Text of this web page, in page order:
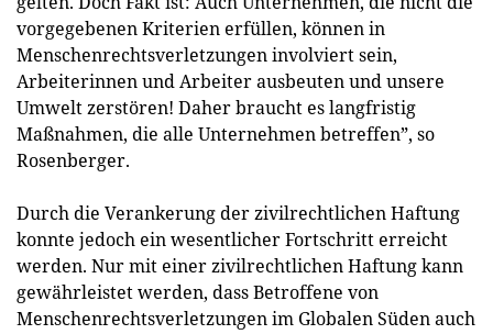
vorgegebenen Kriterien erfüllen, können in
Menschenrechtsverletzungen involviert sein,
Arbeiterinnen und Arbeiter ausbeuten und unsere
Umwelt zerstören! Daher braucht es langfristig
Maßnahmen, die alle Unternehmen betreffen”, so
Rosenberger.
Durch die Verankerung der zivilrechtlichen Haftung
konnte jedoch ein wesentlicher Fortschritt erreicht
werden. Nur mit einer zivilrechtlichen Haftung kann
gewährleistet werden, dass Betroffene von
Menschenrechtsverletzungen im Globalen Süden auch